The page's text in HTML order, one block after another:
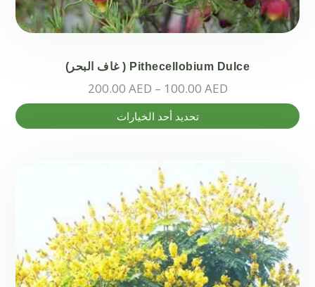
Pithecellobium Dulce ( غاف البحر)
100.00 AED
–
200.00 AED
السعر:
تحديد أحد الخيارات
هناك
العديد
لهذا
المنتج.
يمكن
اختيار
الخيارات